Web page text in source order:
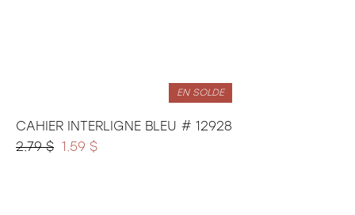
EN SOLDE
CAHIER INTERLIGNE BLEU # 12928
2.79 $ 1.59 $